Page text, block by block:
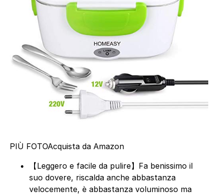
PIÙ FOTOAcquista da Amazon
【Leggero e facile da pulire】Fa benissimo il
suo dovere, riscalda anche abbastanza
velocemente, è abbastanza voluminoso ma